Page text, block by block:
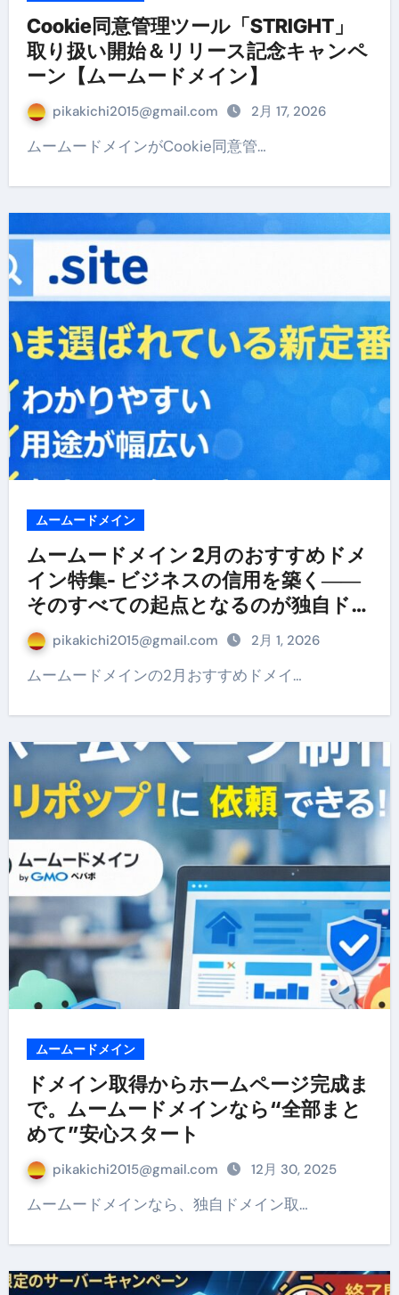
Cookie同意管理ツール「STRIGHT」
取り扱い開始＆リリース記念キャンペ
ーン【ムームードメイン】
pikakichi2015@gmail.com 2月 17, 2026
ムームードメインがCookie同意管…
ムームードメイン
ムームードメイン 2月のおすすめドメ
イン特集- ビジネスの信用を築く――
そのすべての起点となるのが独自ドメ
インpikakichi2015@gmail.com 2月 1, 2026
ムームードメインの2月おすすめドメイ…
ムームードメイン
ドメイン取得からホームページ完成ま
で。ムームードメインなら“全部まと
めて”安心スタート
pikakichi2015@gmail.com 12月 30, 2025
ムームードメインなら、独自ドメイン取…